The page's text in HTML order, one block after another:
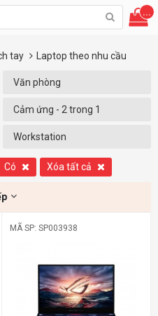
...
tay Laptop theo nhu cầu
Văn phòng
Cảm ứng - 2 trong 1
Workstation
Có Xóa tất cả
MÃ SP: SP003938